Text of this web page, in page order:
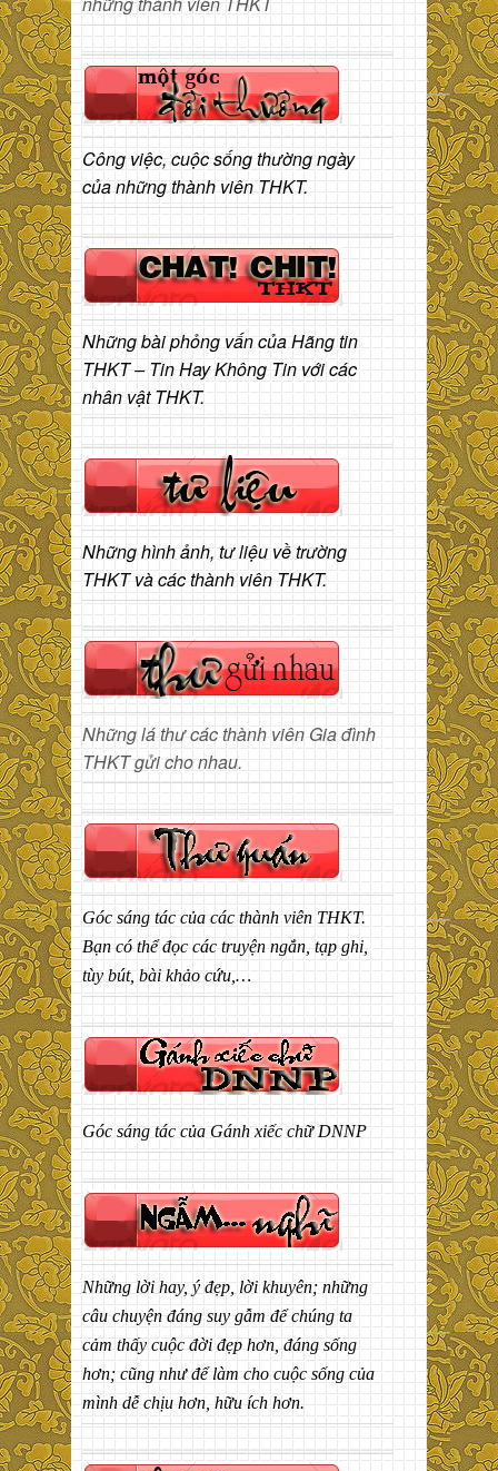
Công việc, cuộc sống thường ngày
của những thành viên THKT.
Những bài phỏng vấn của Hãng tin
THKT – Tin Hay Không Tin với các
nhân vật THKT.
Những hình ảnh, tư liệu về trường
THKT và các thành viên THKT.
Những lá thư các thành viên Gia đình
THKT gửi cho nhau.
Góc sáng tác của các thành viên THKT.
Bạn có thể đọc các truyện ngắn, tạp ghi,
tùy bút, bài khảo cứu,…
Góc sáng tác của Gánh xiếc chữ DNNP
Những lời hay, ý đẹp, lời khuyên; những
câu chuyện đáng suy gẫm để chúng ta
cảm thấy cuộc đời đẹp hơn, đáng sống
hơn; cũng như để làm cho cuộc sống của
mình dễ chịu hơn, hữu ích hơn.